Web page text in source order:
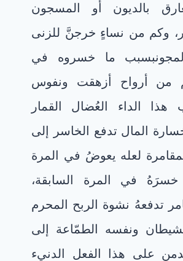
بالديون أو المسجون
وكم من نساءٍ خرجنَّ للزنى
بسبب ما خسروه في
من أرواح أزهقت ونفوس
الداء العُضال القمار
المال تدفع الخاسر إلى
لعله يعوضُ في المرة
خسرَهُ في المرة السابقة،
تدفعهُ نشوة الربح المحرم
ونفسه الطمّاعة إلى
على هذا الفعل الدنيء